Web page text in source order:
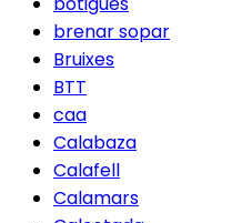
brenar sopar
Bruixes
BTT
caa
Calabaza
Calafell
Calamars